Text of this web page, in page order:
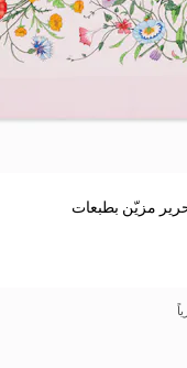
مزيّن بطبعات